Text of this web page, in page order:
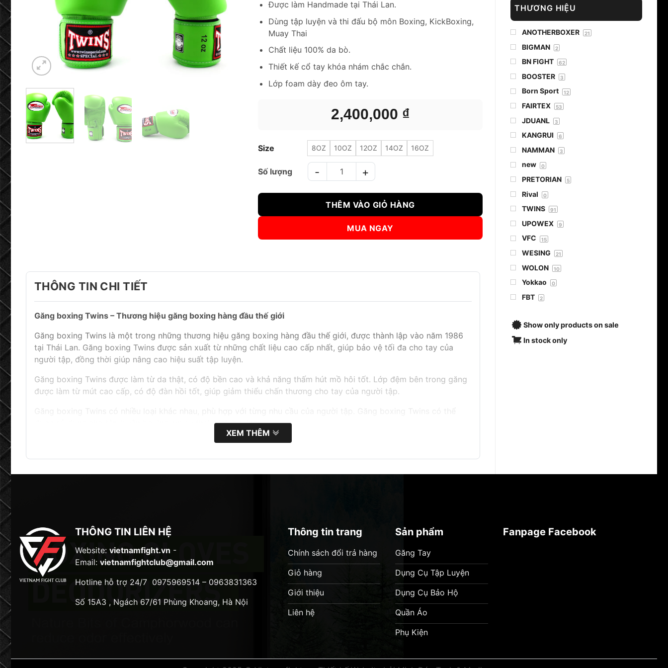
THƯƠNG HIỆU
ANOTHERBOXER 21
BIGMAN 2
BN FIGHT 62
BOOSTER 3
Born Sport 12
FAIRTEX 53
JDUANL 3
KANGRUI 6
NAMMAN 3
new 0
PRETORIAN 5
Rival 0
TWINS 91
UPOWEX 9
VFC 15
WESING 21
WOLON 10
Yokkao 0
FBT 2
Show only products on sale
In stock only
2,400,000 ₫
Được làm Handmade tại Thái Lan.
Dùng tập luyện và thi đấu bộ môn Boxing, KickBoxing,
Muay Thai
Chất liệu 100% da bò.
Thiết kế cổ tay khóa nhám chắc chắn.
Lớp foam dày đeo ôm tay.
Size 8OZ 10OZ 12OZ 14OZ 16OZ
GĂNG TAY BOXING TWINS BGVL3 XANH LÁ số lượng
THÊM VÀO GIỎ HÀNG
MUA NGAY
THÔNG TIN CHI TIẾT
Găng boxing Twins – Thương hiệu găng boxing hàng đầu thế giới
Găng boxing Twins là một trong những thương hiệu găng boxing hàng đầu thế giới, được thành lập vào năm 1986
tại Thái Lan. Găng boxing Twins được sản xuất từ những chất liệu cao cấp nhất, giúp bảo vệ tối đa cho tay của
người tập, đồng thời giúp nâng cao hiệu suất tập luyện.
Găng boxing Twins được làm từ da thật, có độ bền cao và khả năng thấm hút mồ hôi tốt. Lớp đệm bên trong găng
được làm từ mút cao cấp, có độ đàn hồi tốt, giúp giảm thiểu chấn thương cho tay của người tập.
Găng boxing Twins có nhiều loại khác nhau, phù hợp với từng nhu cầu của người tập. Găng boxing Twins có thể
được sử dụng cho tập luyện boxing, muay thai, kick boxing,…
Găng boxing Twins là một sản phẩm chất lượng cao, được nhiều người tập boxing, muay thai, kick boxing tin dùng.
Ưu điểm của găng boxing Twins
Có nhiều mẫu mã khác nhau phù hợp với từng nhu cầu của người tập
Giá cả hợp lý cạnh tranh so với các thương hiệu khác
Nhược điểm của găng boxing Twins
Có thể hơi nặng đối với người mới tập
Cần bảo quản cẩn thận để giữ được độ bền lâu dài
Special. Bạn nên lựa chọn địa chỉ uy tín vì găng Twins hiện tại trên thị trường có rất nhiều hàng nhái kém chất
XEM THÊM
THÔNG TIN LIÊN HỆ
Website: vietnamfight.vn -
Email: vietnamfightclub@gmail.com
Hotline hỗ trợ 24/7 0975969514 – 0963831363
Số 15A3 , Ngách 67/61 Phùng Khoang, Hà Nội
Thông tin trang
Chính sách đổi trả hàng
Giỏ hàng
Giới thiệu
Liên hệ
Sản phẩm
Găng Tay
Dụng Cụ Tập Luyện
Dụng Cụ Bảo Hộ
Quần Áo
Phụ Kiện
Fanpage Facebook